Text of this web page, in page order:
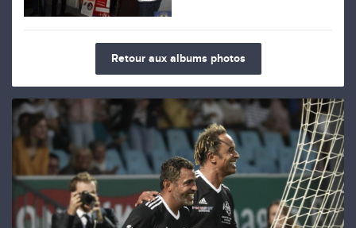
Retour aux albums photos